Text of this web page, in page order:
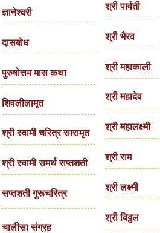
ज्ञानेश्वरी
दासबोध
पुरुषोत्तम मास कथा
शिवलीलामृत
श्री स्वामी चरित्र सारामृत
श्री स्वामी समर्थ सप्तशती
सप्तशती गुरूचरित्र
चालीसा संग्रह
श्री पार्वती
श्री भैरव
श्री महाकाली
श्री महादेव
श्री महालक्ष्मी
श्री राम
श्री लक्ष्मी
श्री विठ्ठल